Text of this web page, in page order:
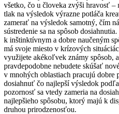
všetko, čo u človeka zvýši hravosť –
tlak na výsledok výrazne potláča
zamerať na výsledok samotný, čím
sústredenie sa na spôsob
k inštinktívnym a dobre naučeným
má svoje miesto v krízových
využijete akékoľvek známy spôsob,
pravdepodobne nebudete skúšať
v mnohých oblastiach pracujú dobre
dosiahnuť čo najlepší výsledok
pozornosť sa vtedy zameria na
najlepšieho spôsobu, ktorý majú k
druhou prirodzenosťou.